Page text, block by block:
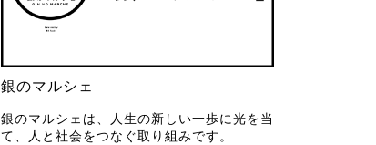
銀のマルシェ
銀のマルシェは、人生の新しい一歩に光を当
て、人と社会をつなぐ取り組みです。